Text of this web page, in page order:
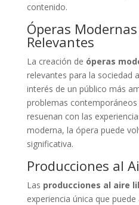
contenido.
Óperas
Relevantes
La creación de óperas
relevantes para la sociedad
interés de un público más
problemas
resuenan con las
moderna, la ópera puede
significativa.
Producciones al
Las producciones al aire
experiencia única que